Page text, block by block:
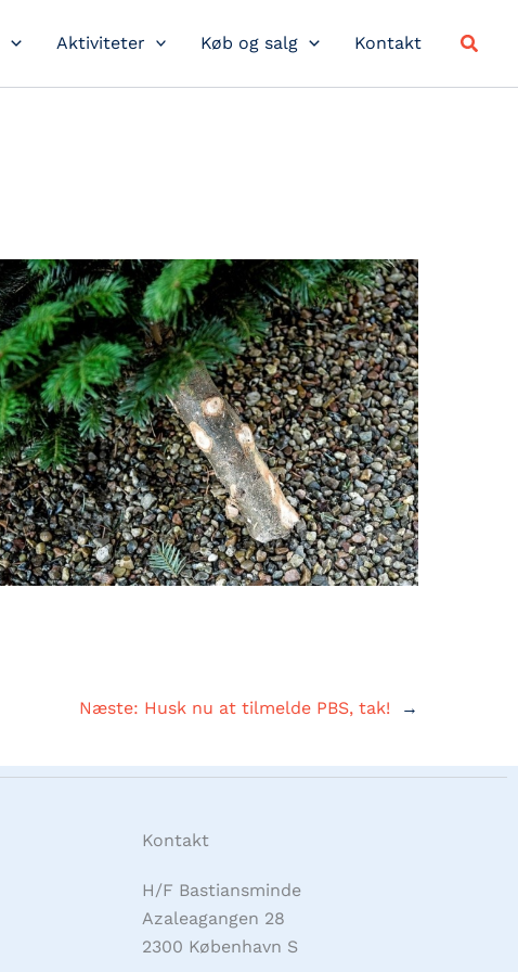
Aktiviteter Køb og salg Kontakt Søg
Næste: Husk nu at tilmelde PBS, tak! →
Kontakt
H/F Bastiansminde
Azaleagangen 28
2300 København S